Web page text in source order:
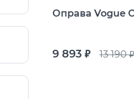
Оправа Vogue
9 893 руб. 13 190руб.